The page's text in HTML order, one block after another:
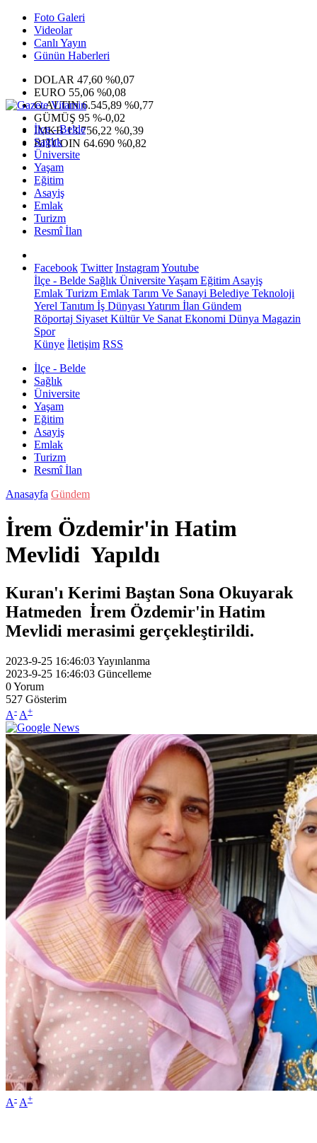
Foto Galeri
Videolar
Canlı Yayın
Günün Haberleri
DOLAR 47,60 %0,07
EURO 55,06 %0,08
G.ALTIN6.545,89 %0,77
GÜMÜŞ 95 %-0,02
IMKB13.756,22 %0,39
BITCOIN 64.690 %0,82
İlçe - Belde
Sağlık
Üniversite
Yaşam
Eğitim
Asayiş
Emlak
Turizm
Resmî İlan
Facebook Twitter InstagramYoutube
İlçe - Belde Sağlık ÜniversiteYaşam Eğitim Asayiş
Emlak Turizm Emlak Tarım Ve Sanayi Belediye Teknoloji
Yerel Tanıtım İş Dünyası Yatırım İlan Gündem
Röportaj Siyaset Kültür Ve Sanat Ekonomi Dünya Magazin
Spor
Künye İletişim RSS
İlçe - Belde
Sağlık
Üniversite
Yaşam
Eğitim
Asayiş
Emlak
Turizm
Resmî İlan
Anasayfa Gündem
İrem Özdemir'in Hatim
Mevlidi Yapıldı
Kuran'ı Kerimi Baştan Sona Okuyarak
Hatmeden İrem Özdemir'in Hatim
Mevlidi merasimi gerçekleştirildi.
2023-9-25 16:46:03Yayınlanma
2023-9-25 16:46:03 Güncelleme
0Yorum
527 Gösterim
A- A+
A- A+